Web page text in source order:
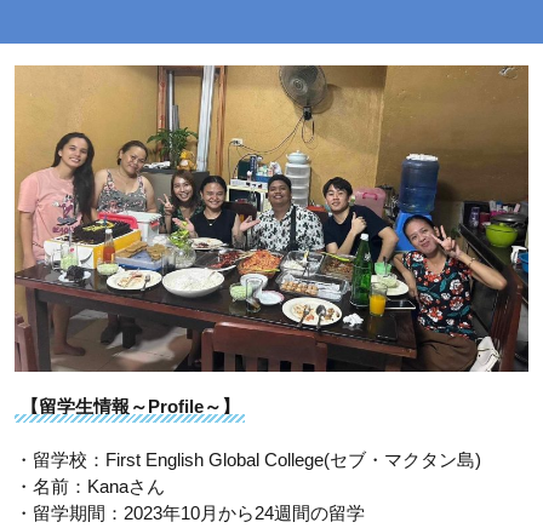
【留学生情報～Profile～】
・留学校：First English Global College(セブ・マクタン島)
・名前：Kanaさん
・留学期間：2023年10月から24週間の留学